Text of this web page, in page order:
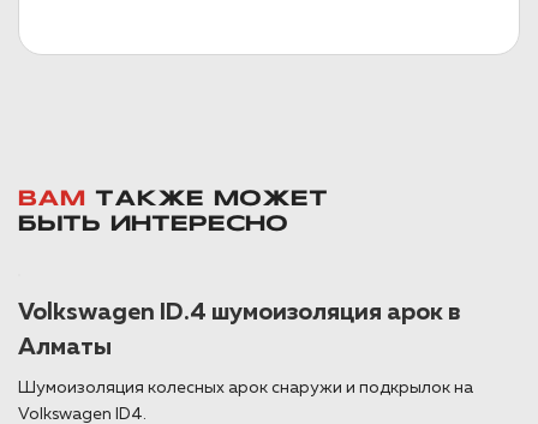
ВАМ
ТАКЖЕ МОЖЕТ
БЫТЬ ИНТЕРЕСНО
Volkswagen ID.4 шумоизоляция арок в
Алматы
Шумоизоляция колесных арок снаружи и подкрылок на
Volkswagen ID4.